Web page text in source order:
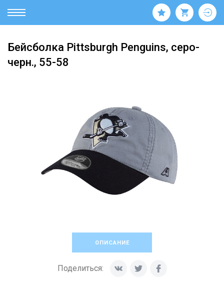
Бейсболка Pittsburgh Penguins, серо-
черн., 55-58
ОПИСАНИЕ
Поделиться: